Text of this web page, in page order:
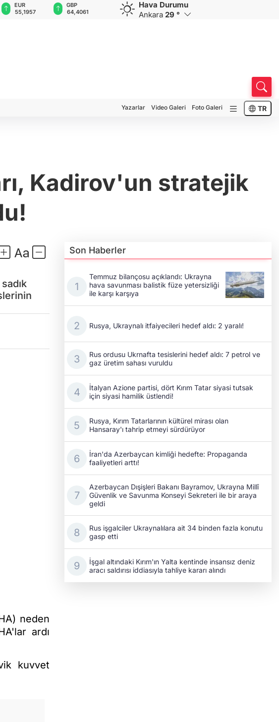
EUR
55,1957
GBP
64,4061
CHF
59,0596
CAD
34,2187
Hava Durumu
Ankara 29 °
Yazarlar Video Galeri Foto Galeri TR
Kadirov'un stratejik
neden
ardı
kuvvet
Son Haberler
Temmuz bilançosu açıklandı: Ukrayna
hava savunması balistik füze yetersizliği
ile karşı karşıya
Rusya, Ukraynalı itfaiyecileri hedef aldı: 2 yaralı!
Rus ordusu Ukrnafta tesislerini hedef aldı: 7 petrol ve
gaz üretim sahası vuruldu
İtalyan Azione partisi, dört Kırım Tatar siyasi tutsak
için siyasi hamilik üstlendi!
Rusya, Kırım Tatarlarının kültürel mirası olan
Hansaray'ı tahrip etmeyi sürdürüyor
İran'da Azerbaycan kimliği hedefte: Propaganda
faaliyetleri arttı!
Azerbaycan Dışişleri Bakanı Bayramov, Ukrayna Millî
Güvenlik ve Savunma Konseyi Sekreteri ile bir araya
geldi
Rus işgalciler Ukraynalılara ait 34 binden fazla konutu
gasp etti
İşgal altındaki Kırım'ın Yalta kentinde insansız deniz
aracı saldırısı iddiasıyla tahliye kararı alındı